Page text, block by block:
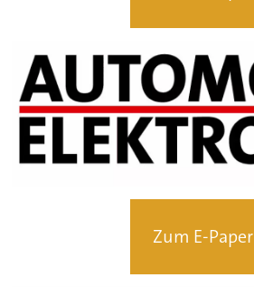
Zum E-Paper